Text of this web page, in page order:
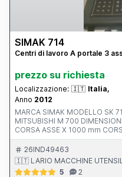
SIMAK 714
Centri di lavoro A portale 3
prezzo su richiesta
Localizzazione: 🇮🇹 Italia,
Anno 2012
MARCA SIMAK MODELLO SK
MITSUBISHI M 700
CORSA ASSE X 1000 mm CORSA ASSE Y 610 mm CORSA ASSE Z
550 mm AVANZAMENTO RAPIDO ASSI X-Y-Z ATTACCO MANDRINO
POTENZA MOTORE
CE 2012 INGOMBRI 2100x2400x2500 mm PESO 5500 kg
ACCESSORI NOTE ALTA
26IND49463
🇮🇹 LARIO MACCHINE
5
2